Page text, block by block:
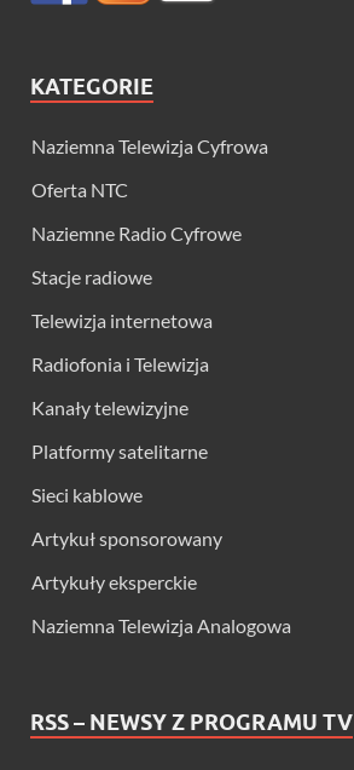
KATEGORIE
Naziemna Telewizja Cyfrowa
Oferta NTC
Naziemne Radio Cyfrowe
Stacje radiowe
Telewizja internetowa
Radiofonia i Telewizja
Kanały telewizyjne
Platformy satelitarne
Sieci kablowe
Artykuł sponsorowany
Artykuły eksperckie
Naziemna Telewizja Analogowa
RSS – NEWSY Z PROGRAMU TV